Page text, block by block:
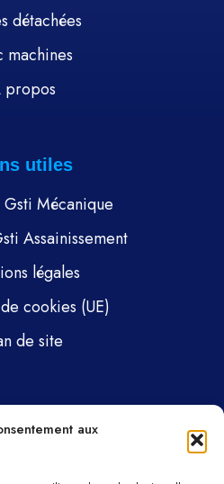
aux
détachées
machines
propos
utiles
Mécanique
Assainissement
légales
cookies (UE)
de site